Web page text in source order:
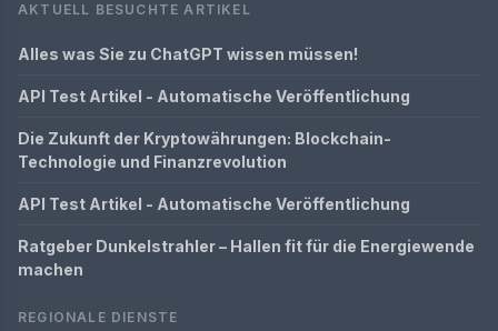
AKTUELL BESUCHTE ARTIKEL
Alles was Sie zu ChatGPT wissen müssen!
API Test Artikel - Automatische Veröffentlichung
Die Zukunft der Kryptowährungen: Blockchain-
Technologie und Finanzrevolution
API Test Artikel - Automatische Veröffentlichung
Ratgeber Dunkelstrahler – Hallen fit für die Energiewende
machen
REGIONALE DIENSTE